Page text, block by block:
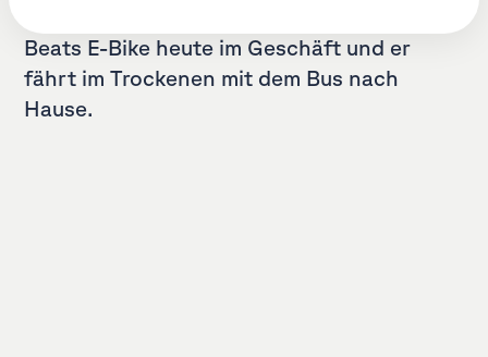
Beats E-Bike heute im Geschäft und er
fährt im Trockenen mit dem Bus nach
Hause.